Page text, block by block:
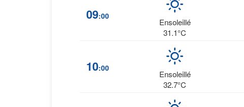
09:00
Ensoleillé
31.1°C
10:00
Ensoleillé
32.7°C